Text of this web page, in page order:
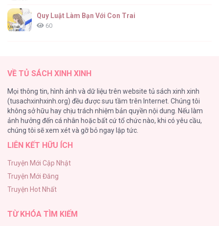
Quy Luật Làm Bạn Với Con Trai
60
50
Tuyển Tập Manhwa Ngắn Bạo Dăm
44
CẨN THẬN TRĂNG TRÒN THÁNG 3 ĐẤY
Con Tim Rung Động
41
VỀ TỦ SÁCH XINH XINH
Mọi thông tin, hình ảnh và dữ liệu trên website tủ sách xinh xinh
(tusachxinhxinh.org) đều được sưu tầm trên Internet. Chúng tôi
không sở hữu hay chịu trách nhiệm bản quyền nội dung. Nếu làm
ảnh hưởng đến cá nhân hoặc bất cứ tổ chức nào, khi có yêu cầu,
chúng tôi sẽ xem xét và gỡ bỏ ngay lập tức.
LIÊN KẾT HỮU ÍCH
Truyện Mới Cập Nhật
Truyện Mới Đăng
Truyện Hot Nhất
TỪ KHÓA TÌM KIẾM